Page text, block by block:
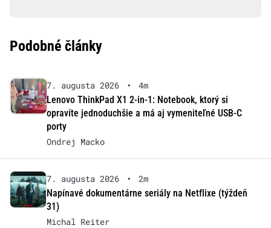
Podobné články
7. augusta 2026 •
4m
Lenovo ThinkPad X1 2-in-1: Notebook, ktorý si
opravíte jednoduchšie a má aj vymeniteľné USB-C
porty
Ondrej Macko
7. augusta 2026 •
2m
Napínavé dokumentárne seriály na Netflixe (týždeň
31)
Michal Reiter